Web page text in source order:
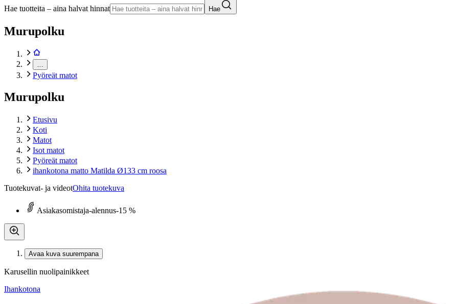
Hae tuotteita – aina halvat hinnat Hae
Murupolku
Pyöreät matot
Murupolku
Etusivu
Koti
Matot
Isot matot
Pyöreät matot
ihankotona matto Matilda Ø133 cm roosa
Tuotekuvat- ja videotOhita tuotekuva
Asiakasomistaja-alennus-15 %
Avaa kuva suurempana
Karusellin nuolipainikkeet
Ihankotona